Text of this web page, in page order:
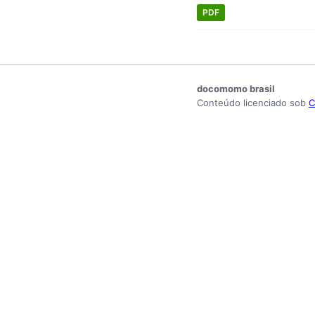
PDF
docomomo brasil
Conteúdo licenciado sob